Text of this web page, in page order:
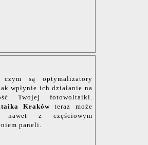
czym są optymalizatory
wpłynie ich działanie na
Twojej fotowoltaiki.
Krakówteraz może
nawet z częściowym
paneli.